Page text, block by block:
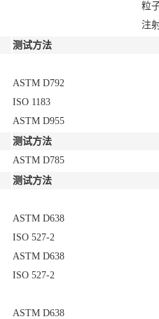
粒
注
测试方法
ASTM D792
ISO 1183
ASTM D955
测试方法
ASTM D785
测试方法
ASTM D638
ISO 527-2
ASTM D638
ISO 527-2
ASTM D638